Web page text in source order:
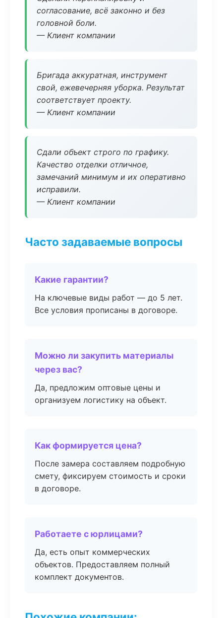
согласование, всё законно и без
головной боли.
— Клиент компании
Бригада аккуратная, инструмент
свой, ежевечерняя уборка. Результат
соответствует проекту.
— Клиент компании
Сдали объект строго по графику.
Качество отделки отличное,
замечаний минимум и их оперативно
исправили.
— Клиент компании
Часто задаваемые вопросы
Какие гарантии?
На ключевые виды работ — до 5 лет.
Все условия прописаны в договоре.
Можно ли закупить материалы
через вас?
Да, предложим оптовые цены и
организуем логистику на объект.
Как формируется цена?
После замера составляем подробную
смету, фиксируем стоимость и сроки
в договоре.
Работаете с юрлицами?
Да, есть опыт коммерческих
объектов. Предоставляем полный
комплект документов.